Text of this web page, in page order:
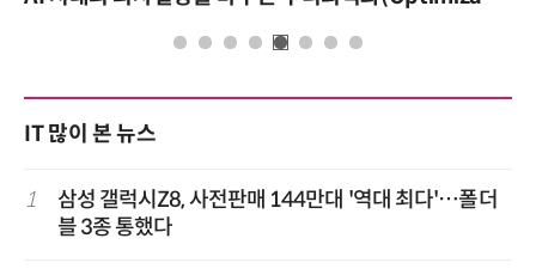
IT 많이 본 뉴스
1
삼성 갤럭시Z8, 사전판매 144만대 '역대 최다'…폴더
블 3종 통했다